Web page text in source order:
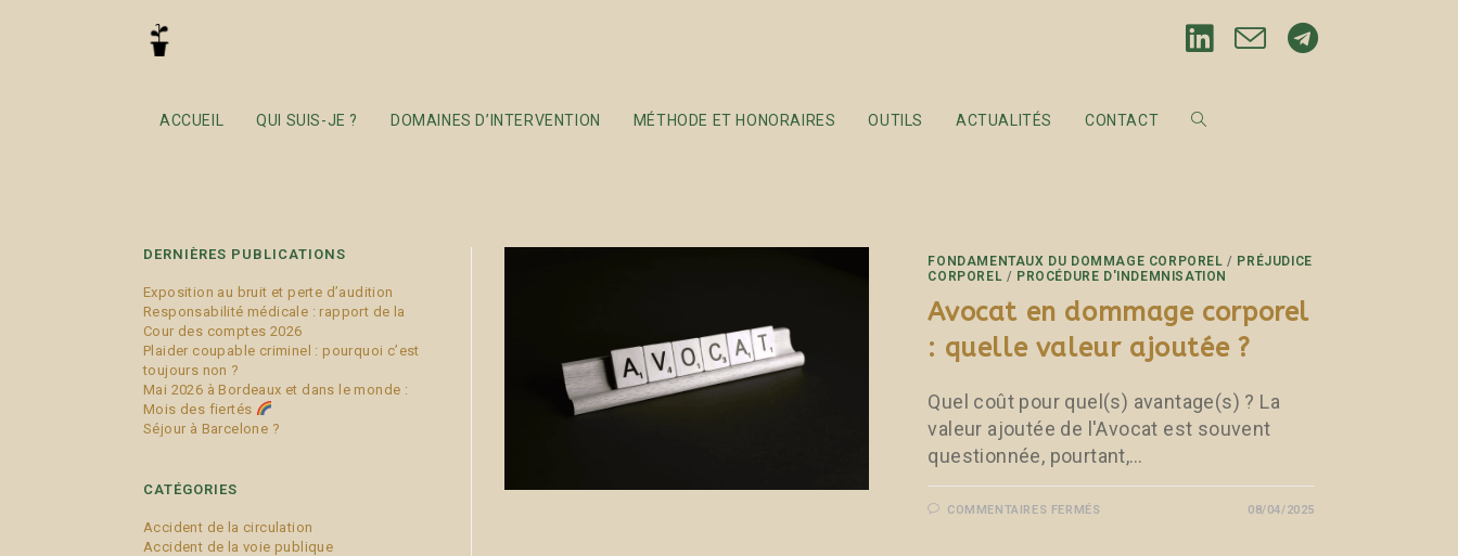
ACCUEIL QUI SUIS-JE ? DOMAINES D’INTERVENTION MÉTHODE ET HONORAIRES OUTILS ACTUALITÉS CONTACT
amiable
DERNIÈRES PUBLICATIONS
Exposition au bruit et perte d’audition
Responsabilité médicale : rapport de la
Cour des comptes 2026
Plaider coupable criminel : pourquoi c’est
toujours non ?
Mai 2026 à Bordeaux et dans le monde :
Mois des fiertés
Séjour à Barcelone ?
CATÉGORIES
Accident de la circulation
Accident de la voie publique
FONDAMENTAUX DU DOMMAGE CORPOREL / PRÉJUDICE
CORPOREL / PROCÉDURE D'INDEMNISATION
Avocat en dommage corporel
: quelle valeur ajoutée ?
Quel coût pour quel(s) avantage(s) ? La
valeur ajoutée de l'Avocat est souvent
questionnée, pourtant,…
COMMENTAIRES FERMÉS 08/04/2025